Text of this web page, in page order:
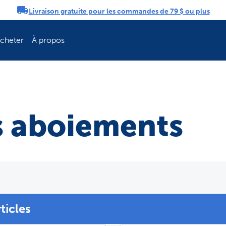
Livraison gratuite pour les commandes de 79 $ ou plus
À propos
aboiements